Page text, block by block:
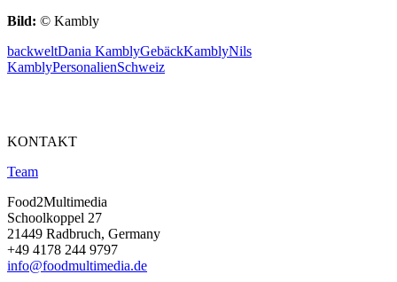
Bild: © Kambly
backweltDania KamblyGebäckKamblyNils
KamblyPersonalienSchweiz
KONTAKT
Team
Food2Multimedia
Schoolkoppel 27
21449 Radbruch, Germany
+49 4178 244 9797
info@foodmultimedia.de